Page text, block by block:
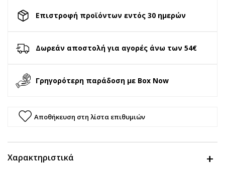
Επιστροφή προϊόντων εντός 30 ημερών
Δωρεάν αποστολή για αγορές άνω των 54€
Γρηγορότερη παράδοση με Box Now
Αποθήκευση στη λίστα επιθυμιών
Χαρακτηριστικά